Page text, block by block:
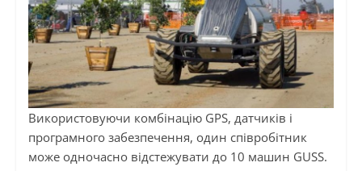
Використовуючи комбінацію GPS, датчиків і
програмного забезпечення, один співробітник
може одночасно відстежувати до 10 машин GUSS.